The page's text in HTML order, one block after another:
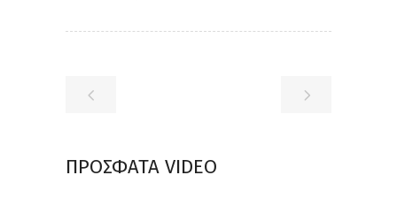
ΠΡΌΣΦΑΤΑ VIDEO